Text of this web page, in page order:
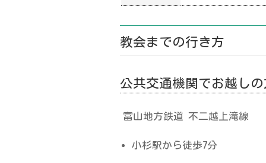
教会までの行き方
公共交通機関でお越しの
富山地方鉄道 不二越上滝線
小杉駅から徒歩7分